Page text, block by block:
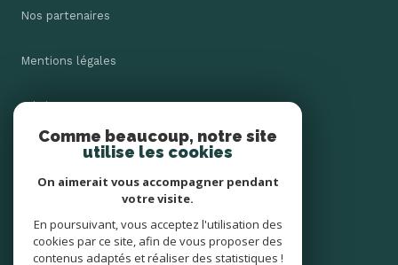
Nos partenaires
Mentions légales
Admin
Nos honoraires
Cookies
Comme beaucoup, notre site
utilise les cookies
On aimerait vous accompagner pendant
votre visite.
En poursuivant, vous acceptez l'utilisation des
cookies par ce site, afin de vous proposer des
contenus adaptés et réaliser des statistiques !